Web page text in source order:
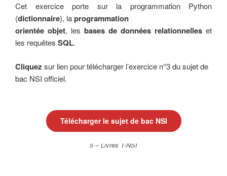
Cet exercice porte sur la programmation Python
(dictionnaire), laprogrammation
orientée objet, les bases de données relationnelles et
les requêtes SQL.
Cliquez sur lien pour télécharger l’exercice n°3 du sujet de
bac NSI officiel.
Télécharger le sujet de bac NSI
5 – Livres T-NSI